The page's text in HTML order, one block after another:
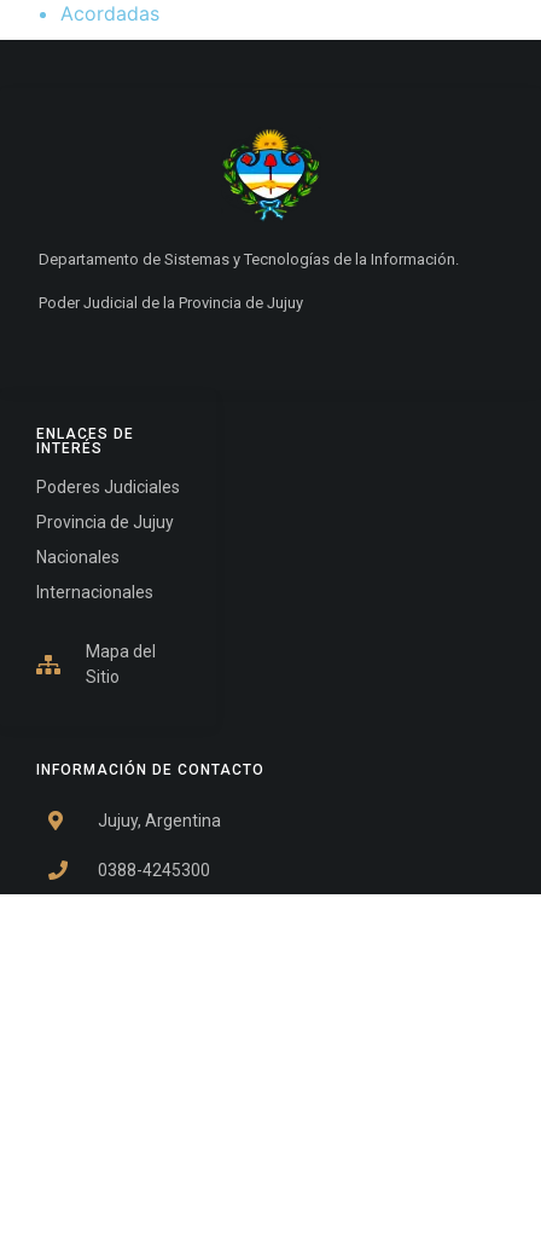
Acordadas
INFORMACIÓN DE CONTACTO
Jujuy, Argentina
0388-4245300
ENLACES DE
INTERÉS
Poderes Judiciales
Provincia de Jujuy
Nacionales
Internacionales
Mapa del
Sitio
Departamento de Sistemas y Tecnologías de la Información.
Poder Judicial de la Provincia de Jujuy